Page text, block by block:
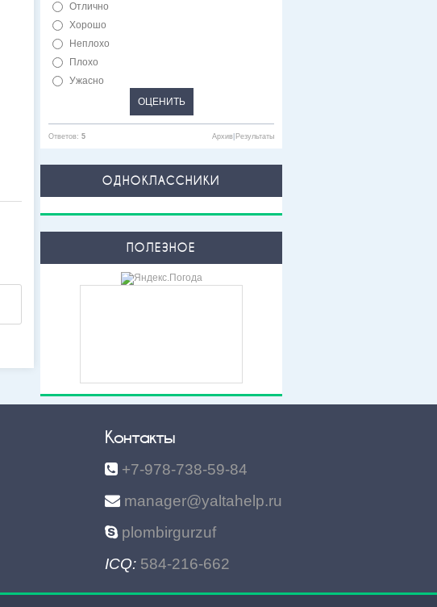
Отлично
Хорошо
Неплохо
Плохо
Ужасно
Ответов: 5 Результаты
Архив
ОДНОКЛАССНИКИ
ПОЛЕЗНОЕ
Контакты
+7-978-738-59-84
manager@yaltahelp.ru
plombirgurzuf
ICQ: 584-216-662